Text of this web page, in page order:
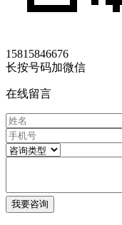
15815846676
长按号码加微信
在线留言
我要咨询